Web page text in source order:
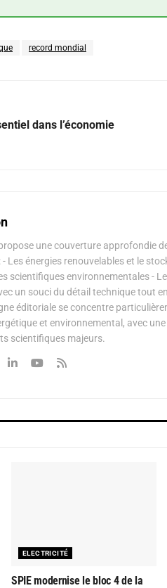
record mondial
dans l’économie
une couverture approfondie
Les énergies renouvelables et le
scientifiques environnementales -
un souci du détail technique tout
éditoriale se concentre
et environnemental, avec
scientifiques majeurs.
ELECTRICITÉ
SPIE modernise le bloc 4 de la